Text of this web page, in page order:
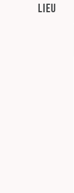
Lieu